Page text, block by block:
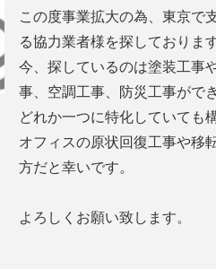
この度事業拡大の為、東京で
る協力業者様を探しております
今、探しているのは塗装工事
事、空調工事、防災工事がで
どれか一つに特化していても
オフィスの原状回復工事や移
方だと幸いです。
よろしくお願い致します。